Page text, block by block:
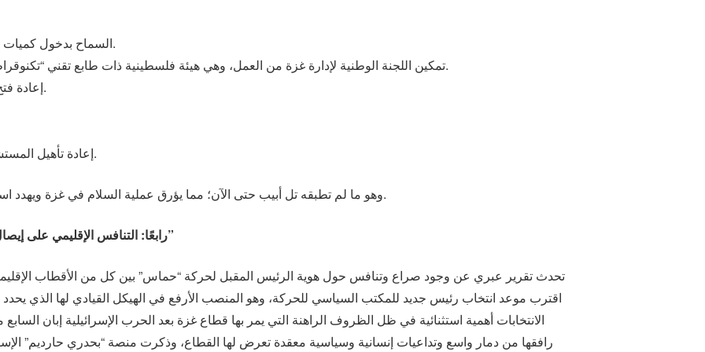
السماح بدخول كميات كافية من المساعدات والسلع التجارية.
تمكين اللجنة الوطنية لإدارة غزة من العمل، وهي هيئة فلسطينية ذات طابع تقني “تكنوقراط” ستتولى إدارة القطاع بشكل مؤقت.
إعادة فتح معبر رفح وجميع المعابر أمام الأفراد.
إعادة تأهيل المستشفيات وتشغيل المخابز ومرافق المياه.
وهو ما لم تطبقه تل أبيب حتى الآن؛ مما يؤرق عملية السلام في غزة ويهدد استمرارها ويترك الإمكانية لحدوث حرب جديدة.
رابعًا: التنافس الإقليمي على إيصال الحليف الأكثر ملائمة لقيادة حركة “حماس”
تحدث تقرير عبري عن وجود صراع وتنافس حول هوية الرئيس المقبل لحركة “حماس” بين كل من الأقطاب
اقترب موعد انتخاب رئيس جديد للمكتب السياسي للحركة، وهو المنصب الأرفع في الهيكل القيادي لها الذي
رافقها من دمار واسع وتداعيات إنسانية وسياسية معقدة تعرض لها القطاع، وذكرت منصة “بحدري حارديم”